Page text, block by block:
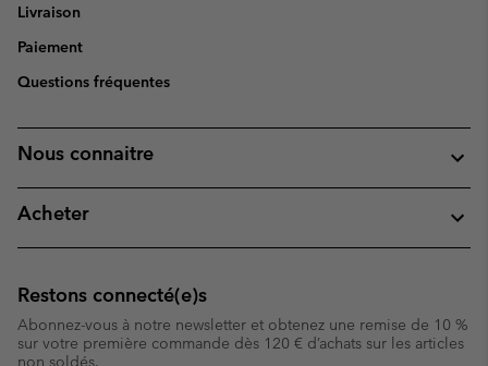
Livraison
Paiement
Questions fréquentes
Nous connaitre
Acheter
Restons connecté(e)s
Abonnez-vous à notre newsletter et obtenez une remise de 10 %
sur votre première commande dès 120 € d’achats sur les articles
non soldés.